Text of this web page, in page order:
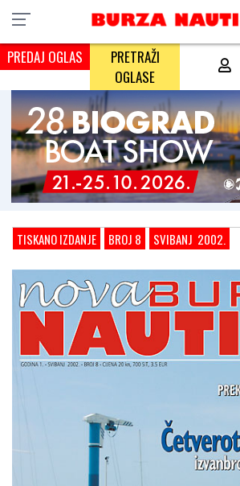
PREDAJ OGLAS
PRETRAŽI
OGLASE
TISKANO IZDANJE BROJ 8 SVIBANJ 2002.